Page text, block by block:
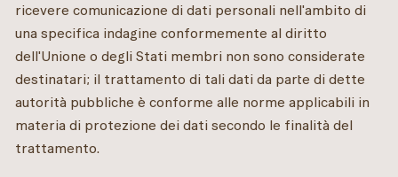
ricevere comunicazione di dati personali nell'ambito di
una specifica indagine conformemente al diritto
dell'Unione o degli Stati membri non sono considerate
destinatari; il trattamento di tali dati da parte di dette
autorità pubbliche è conforme alle norme applicabili in
materia di protezione dei dati secondo le finalità del
trattamento.